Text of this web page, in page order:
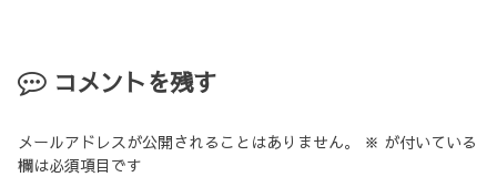
コメントを残す
メールアドレスが公開されることはありません。 ※ が付いている
欄は必須項目です